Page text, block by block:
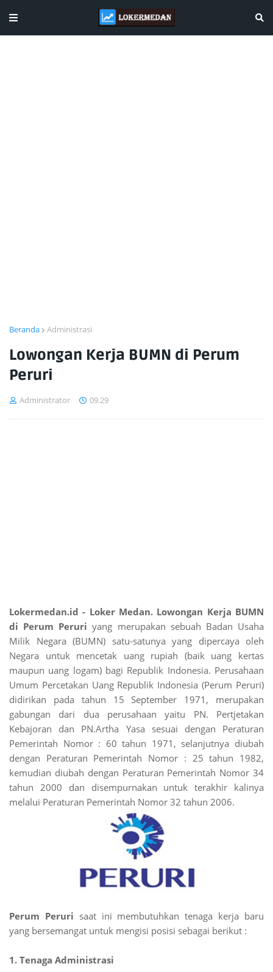
Beranda Administrasi
Lowongan Kerja BUMN di Perum
Peruri
Administrator 09.29
Lokermedan.id - Loker Medan. Lowongan Kerja BUMN
di Perum Peruri yang merupakan sebuah Badan Usaha
Milik Negara (BUMN) satu-satunya yang dipercaya oleh
Negara untuk mencetak uang rupiah (baik uang kertas
maupun uang logam) bagi Republik Indonesia. Perusahaan
Umum Percetakan Uang Republik Indonesia (Perum Peruri)
didirikan pada tahun 15 September 1971, merupakan
gabungan dari dua perusahaan yaitu PN. Pertjetakan
Kebajoran dan PN.Artha Yasa sesuai dengan Peraturan
Pemerintah Nomor : 60 tahun 1971, selanjutnya diubah
dengan Peraturan Pemerintah Nomor : 25 tahun 1982,
kemudian diubah dengan Peraturan Pemerintah Nomor 34
tahun 2000 dan disempurnakan untuk terakhir kalinya
melalui Peraturan Pemerintah Nomor 32 tahun 2006.
Perum Peruri saat ini membutuhkan tenaga kerja baru
yang bersemangat untuk mengisi posisi sebagai berikut :
1. Tenaga Administrasi